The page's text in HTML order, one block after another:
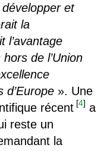
et
la
l’avantage
de l’Union
d’Europe». Une
récent [4] a
reste un
la